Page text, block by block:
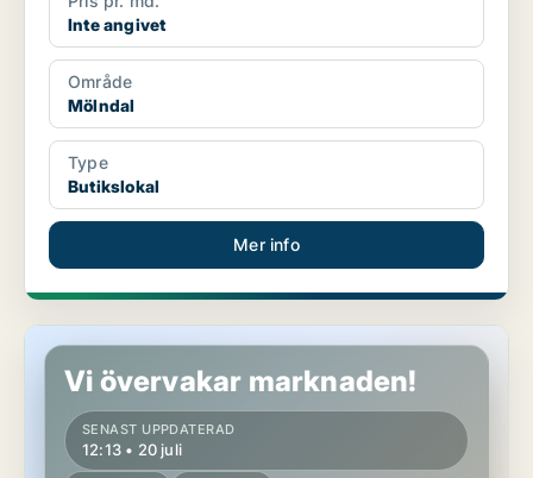
Inte angivet
Område
Mölndal
Type
Butikslokal
Mer info
Butikslokal i Mölndal, Kållered
Vi övervakar marknaden!
SENAST UPPDATERAD
12:13 • 20 juli